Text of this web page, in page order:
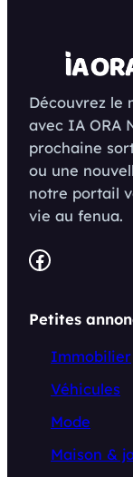
Découvrez le
avec IA ORA
prochaine
ou une
notre portail
vie au fenua.
Facebook
Petites
Immobilier
Véhicules
Mode
Maison &